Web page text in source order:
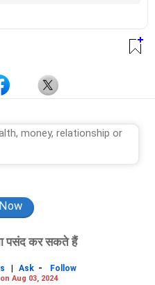
पसंद कर सकते हैं
| Ask -
Follow
Aug 03, 2024